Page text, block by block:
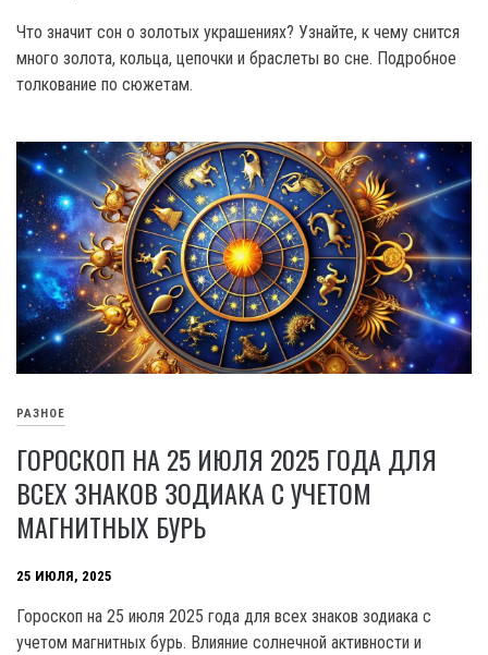
Что значит сон о золотых украшениях? Узнайте, к чему снится
много золота, кольца, цепочки и браслеты во сне. Подробное
толкование по сюжетам.
РАЗНОЕ
ГОРОСКОП НА 25 ИЮЛЯ 2025 ГОДА ДЛЯ
ВСЕХ ЗНАКОВ ЗОДИАКА С УЧЕТОМ
МАГНИТНЫХ БУРЬ
25 ИЮЛЯ, 2025
Гороскоп на 25 июля 2025 года для всех знаков зодиака с
учетом магнитных бурь. Влияние солнечной активности и